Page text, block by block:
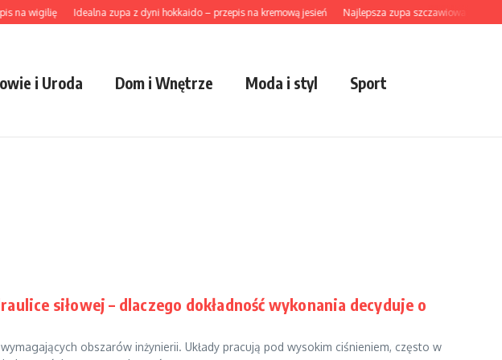
na wigilię Idealna zupa z dyni hokkaido – przepis na kremową jesień Najlepsza zupa szczawiowa z
i Uroda Dom i Wnętrze Moda i styl Sport
siłowej – dlaczego dokładność wykonania decyduje o
obszarów inżynierii. Układy pracują pod wysokim ciśnieniem, często w